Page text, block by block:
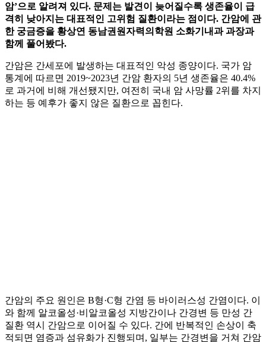
암’으로 알려져 있다. 문제는 발견이 늦어질수록 생존율이 급
격히 낮아지는 대표적인 고위험 질환이라는 점이다. 간암에 관
한 궁금증을 황상연 동남권원자력의학원 소화기내과 과장과
함께 풀어봤다.
간암은 간세포에 발생하는 대표적인 악성 종양이다. 국가 암
통계에 따르면 2019~2023년 간암 환자의 5년 생존율은 40.4%
로 과거에 비해 개선됐지만, 여전히 국내 암 사망률 2위를 차지
하는 등 예후가 좋지 않은 질환으로 꼽힌다.
간암의 주요 원인은 B형·C형 간염 등 바이러스성 간염이다. 이
와 함께 알코올성·비알코올성 지방간이나 간경변 등 만성 간
질환 역시 간암으로 이어질 수 있다. 간에 반복적인 손상이 축
적되면 염증과 섬유화가 진행되며, 일부는 간경변을 거쳐 간암